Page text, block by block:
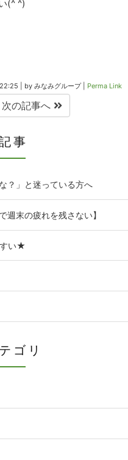
(^ ^)
by みなみグループ| Perma Link
次の記事へ
事
？」と迷っている方へ
週末の疲れを残さない】
い★
ゴリ